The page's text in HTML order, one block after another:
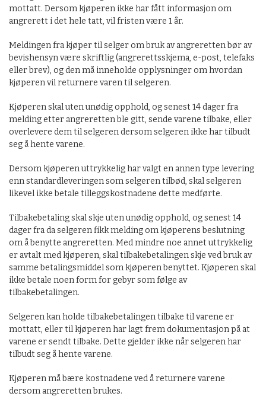
mottatt. Dersom kjøperen ikke har fått informasjon om
angrerett i det hele tatt, vil fristen være 1 år.
Meldingen fra kjøper til selger om bruk av angreretten bør av
bevishensyn være skriftlig (angrerettsskjema, e-post, telefaks
eller brev), og den må inneholde opplysninger om hvordan
kjøperen vil returnere varen til selgeren.
Kjøperen skal uten unødig opphold, og senest 14 dager fra
melding etter angreretten ble gitt, sende varene tilbake, eller
overlevere dem til selgeren dersom selgeren ikke har tilbudt
seg å hente varene.
Dersom kjøperen uttrykkelig har valgt en annen type levering
enn standardleveringen som selgeren tilbød, skal selgeren
likevel ikke betale tilleggskostnadene dette medførte.
Tilbakebetaling skal skje uten unødig opphold, og senest 14
dager fra da selgeren fikk melding om kjøperens beslutning
om å benytte angreretten. Med mindre noe annet uttrykkelig
er avtalt med kjøperen, skal tilbakebetalingen skje ved bruk av
samme betalingsmiddel som kjøperen benyttet. Kjøperen skal
ikke betale noen form for gebyr som følge av
tilbakebetalingen.
Selgeren kan holde tilbakebetalingen tilbake til varene er
mottatt, eller til kjøperen har lagt frem dokumentasjon på at
varene er sendt tilbake. Dette gjelder ikke når selgeren har
tilbudt seg å hente varene.
Kjøperen må bære kostnadene ved å returnere varene
dersom angreretten brukes.